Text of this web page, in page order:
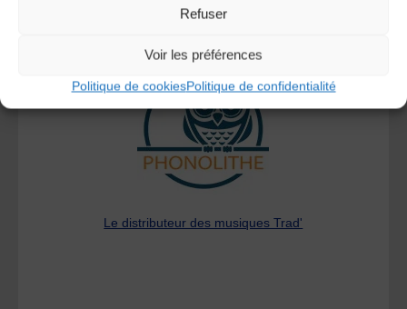
Refuser
Voir les préférences
Politique de cookiesPolitique de confidentialité
Le distributeur des musiques Trad'